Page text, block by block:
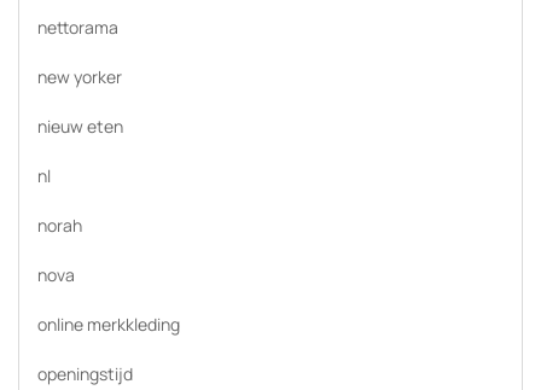
nettorama
new yorker
nieuw eten
nl
norah
nova
online merkkleding
openingstijd